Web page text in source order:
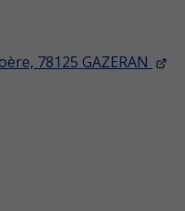
78125 GAZERAN